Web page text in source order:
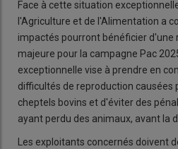
Face à cette situation
l'Agriculture et de l'Alimentation a
impactés pourront bénéficier d'une
majeure pour la campagne Pac
exceptionnelle vise à prendre en
difficultés de reproduction causées
cheptels bovins et d'éviter des
ayant perdu des animaux, avant la
Les exploitants concernés doivent